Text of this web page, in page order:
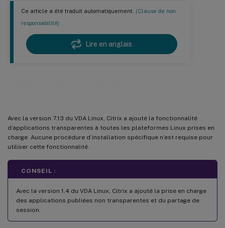
Ce article a été traduit automatiquement. (Clause de non
responsabilité)
Lire en anglais
Avec la version 7.13 du VDA Linux, Citrix a ajouté la fonctionnalité
d’applications transparentes à toutes les plateformes Linux prises en
charge. Aucune procédure d’installation spécifique n’est requise pour
utiliser cette fonctionnalité.
CONSEIL :
Avec la version 1.4 du VDA Linux, Citrix a ajouté la prise en charge
des applications publiées non transparentes et du partage de
session.